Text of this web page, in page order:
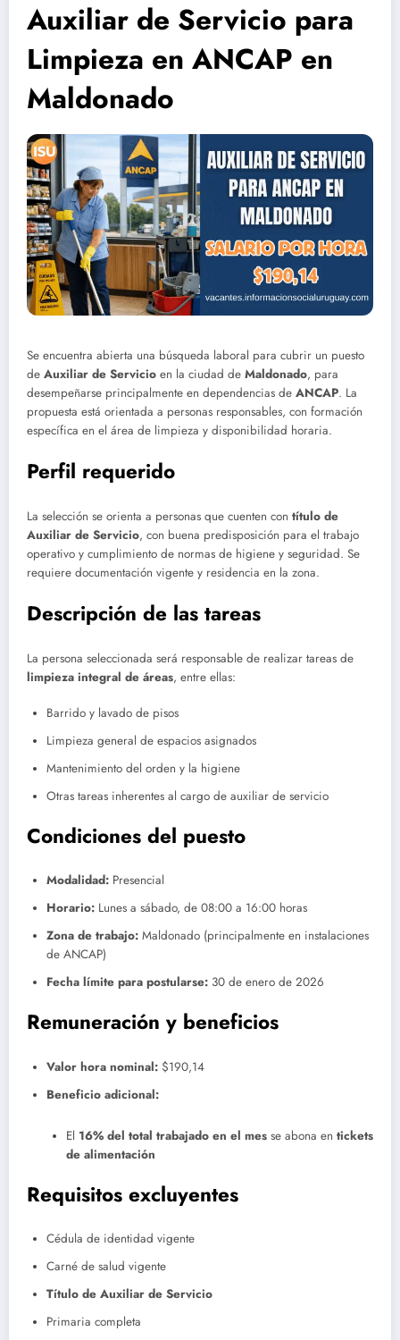
Auxiliar de Servicio para
Limpieza en ANCAP en
Maldonado
Se encuentra abierta una búsqueda laboral para cubrir un puesto
de Auxiliar de Servicio en la ciudad de Maldonado, para
desempeñarse principalmente en dependencias de ANCAP. La
propuesta está orientada a personas responsables, con formación
específica en el área de limpieza y disponibilidad horaria.
Perfil requerido
La selección se orienta a personas que cuenten con título de
Auxiliar de Servicio, con buena predisposición para el trabajo
operativo y cumplimiento de normas de higiene y seguridad. Se
requiere documentación vigente y residencia en la zona.
Descripción de las tareas
La persona seleccionada será responsable de realizar tareas de
limpieza integral de áreas, entre ellas:
Barrido y lavado de pisos
Limpieza general de espacios asignados
Mantenimiento del orden y la higiene
Otras tareas inherentes al cargo de auxiliar de servicio
Condiciones del puesto
Modalidad: Presencial
Horario: Lunes a sábado, de 08:00 a 16:00 horas
Zona de trabajo: Maldonado (principalmente en instalaciones
de ANCAP)
Fecha límite para postularse: 30 de enero de 2026
Remuneración y beneficios
Valor hora nominal: $190,14
Beneficio adicional:
El 16% del total trabajado en el mes se abona en tickets
de alimentación
Requisitos excluyentes
Cédula de identidad vigente
Carné de salud vigente
Título de Auxiliar de Servicio
Primaria completa